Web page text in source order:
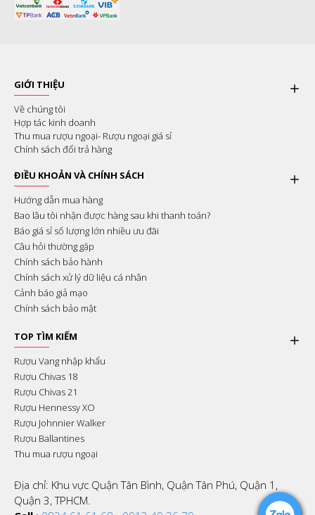
GIỚI THIỆU
Về chúng tôi
Hợp tác kinh doanh
Thu mua rượu ngoại- Rượu ngoại giá sỉ
Chính sách đổi trả hàng
ĐIỀU KHOẢN VÀ CHÍNH SÁCH
Hướng dẫn mua hàng
Bao lâu tôi nhận được hàng sau khi thanh toán?
Báo giá sỉ số lượng lớn nhiều ưu đãi
Câu hỏi thường gặp
Chính sách bảo hành
Chính sách xử lý dữ liệu cá nhân
Cảnh báo giả mạo
Chính sách bảo mật
TOP TÌM KIẾM
Rượu Vang nhập khẩu
Rượu Chivas 18
Rượu Chivas 21
Rượu Hennessy XO
Rượu Johnnier Walker
Rượu Ballantines
Thu mua rượu ngoại
Địa chỉ: Khu vực Quận Tân Bình, Quận Tân Phú, Quận 1,
Quận 3, TPHCM.